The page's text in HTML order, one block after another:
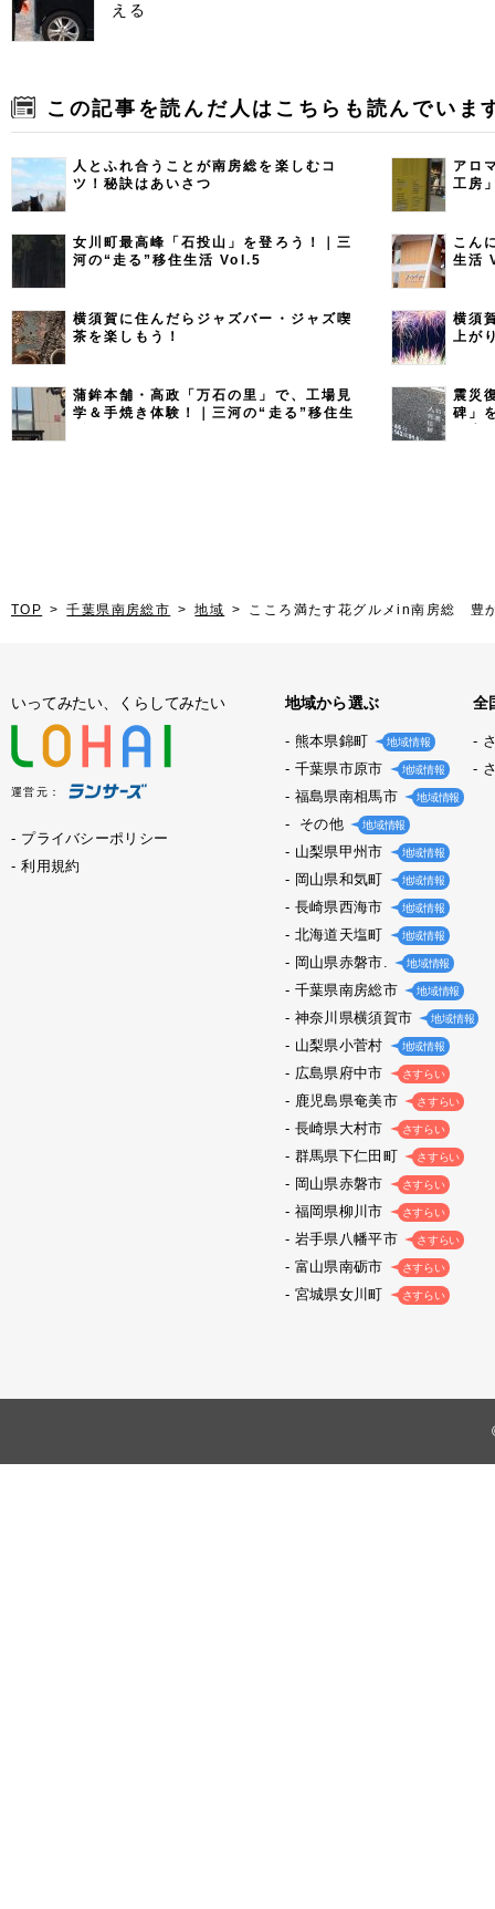
える
この記事を読んだ人はこちらも読んでいま
人とふれ合うことが南房総を楽しむコ
ツ！秘訣はあいさつ
アロ
工房
女川町最高峰「石投山」を登ろう！｜三
河の“走る”移住生活 Vol.5
こん
生活
横須賀に住んだらジャズバー・ジャズ喫
茶を楽しもう！
横須
上が
蒲鉾本舗・高政「万石の里」で、工場見
学＆手焼き体験！｜三河の“走る”移住生
震災
碑」
TOP 千葉県南房総市 地域 こころ満たす花グルメin南房総 豊
いってみたい、くらしてみたい
運営元：
プライバシーポリシー
利用規約
地域から選ぶ
熊本県錦町 地域情報
千葉県市原市 地域情報
福島県南相馬市 地域情報
その他 地域情報
山梨県甲州市 地域情報
岡山県和気町 地域情報
長崎県西海市 地域情報
北海道天塩町 地域情報
岡山県赤磐市. 地域情報
千葉県南房総市 地域情報
神奈川県横須賀市 地域情報
山梨県小菅村 地域情報
広島県府中市 さすらい
鹿児島県奄美市 さすらい
長崎県大村市 さすらい
群馬県下仁田町 さすらい
岡山県赤磐市 さすらい
福岡県柳川市 さすらい
岩手県八幡平市 さすらい
富山県南砺市 さすらい
宮城県女川町 さすらい
全